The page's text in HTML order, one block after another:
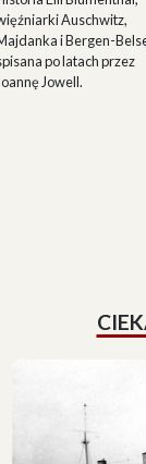
Auschwitz,
i Bergen-
po latach przez
Jowell.